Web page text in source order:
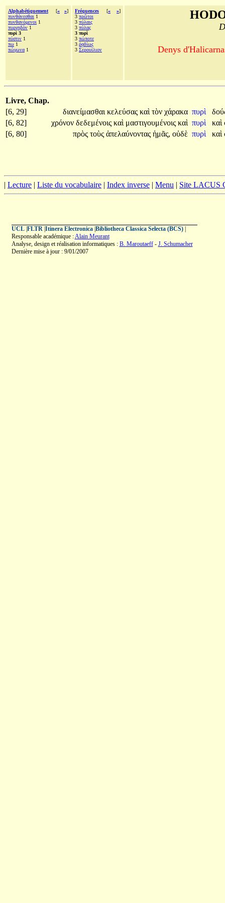
Alphabétiquement [« »]
πυνθάνεσθαι 1
πυνθανόμενοι 1
πυργηδὸν 1
πυρὶ 3
πύστιν 1
πω 1
πώγωνα 1
Fréquences [« »]
3 πρῶτοι
3 πύλαις
3 πύλας
3 πυρὶ
3 πώποτε
3 ῥᾳδίως
3 Σερουίλιον Denys
Livre, Chap.
[6, 29]
διανείμασθαι κελεύσας καὶ τὸν χάρακα πυρὶ
[6, 82]
χρόνον δεδεμένοις καὶ μαστιγουμένοις καὶ πυρὶ καὶ
[6, 80]
πρὸς τοὺς ἀπελαύνοντας ἡμᾶς, οὐδὲ πυρὶ καὶ
| Lecture | Liste du vocabulaire | Index inverse | Menu | Site LACUS
UCL| FLTR| Itinera Electronica| Bibliotheca Classica Selecta (BCS)|
Responsable académique :Alain Meurant
Analyse, design et réalisation informatiques : B. Maroutaeff- J. Schumacher
Dernière mise à jour : 9/01/2007